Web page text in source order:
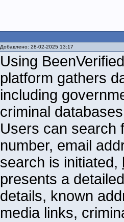
Добавлено: 28-02-2025 13:17
Using
platform gathers
including
criminal
Users can search
number, email
search is initiated,
presents a
details, known
media links,